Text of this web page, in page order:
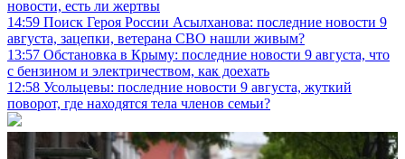
новости, есть ли жертвы
14:59 Поиск Героя России Асылханова: последние новости 9
августа, зацепки, ветерана СВО нашли живым?
13:57 Обстановка в Крыму: последние новости 9 августа, что
с бензином и электричеством, как доехать
12:58 Усольцевы: последние новости 9 августа, жуткий
поворот, где находятся тела членов семьи?